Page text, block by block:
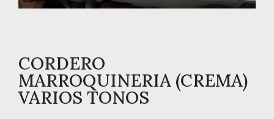
CORDERO
MARROQUINERIA (CREMA)
VARIOS TONOS